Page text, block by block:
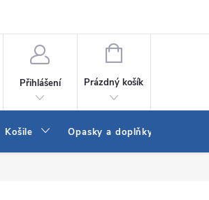
Přihlášení
NÁKUPNÍ
Prázdný košík
Košile Opasky a doplňky